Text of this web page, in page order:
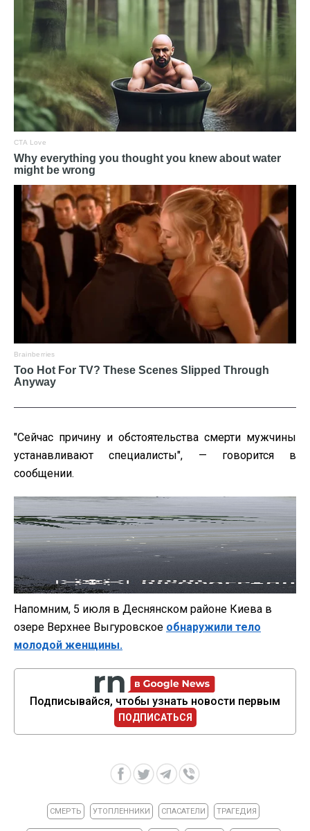
"Сейчас причину и обстоятельства смерти мужчины
устанавливают специалисты", — говорится в
сообщении.
Напомним, 5 июля в Деснянском районе Киева в
озере Верхнее Выгуровское обнаружили тело
молодой женщины.
Подписывайся, чтобы узнать новости первым
ПОДПИСАТЬСЯ
СМЕРТЬ УТОПЛЕННИКИ СПАСАТЕЛИ ТРАГЕДИЯ